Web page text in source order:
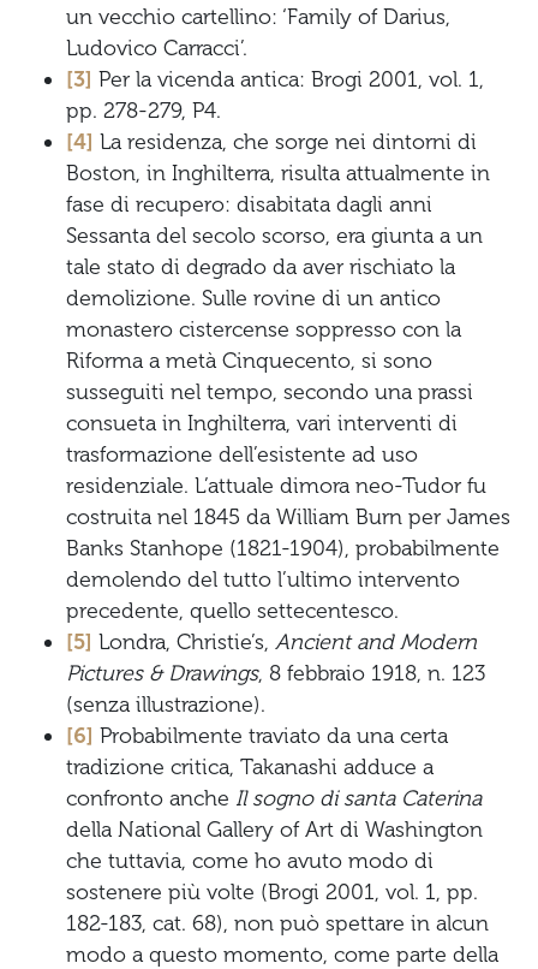
un vecchio cartellino: ‘Family of Darius,
Ludovico Carracci’.
[3] Per la vicenda antica: Brogi 2001, vol. 1,
pp. 278-279, P4.
[4] La residenza, che sorge nei dintorni di
Boston, in Inghilterra, risulta attualmente in
fase di recupero: disabitata dagli anni
Sessanta del secolo scorso, era giunta a un
tale stato di degrado da aver rischiato la
demolizione. Sulle rovine di un antico
monastero cistercense soppresso con la
Riforma a metà Cinquecento, si sono
susseguiti nel tempo, secondo una prassi
consueta in Inghilterra, vari interventi di
trasformazione dell’esistente ad uso
residenziale. L’attuale dimora neo-Tudor fu
costruita nel 1845 da William Burn per James
Banks Stanhope (1821-1904), probabilmente
demolendo del tutto l’ultimo intervento
precedente, quello settecentesco.
[5] Londra, Christie’s, Ancient and Modern
Pictures & Drawings, 8 febbraio 1918, n. 123
(senza illustrazione).
[6] Probabilmente traviato da una certa
tradizione critica, Takanashi adduce a
confronto anche Il sogno di santa Caterina
della National Gallery of Art di Washington
che tuttavia, come ho avuto modo di
sostenere più volte (Brogi 2001, vol. 1, pp.
182-183, cat. 68), non può spettare in alcun
modo a questo momento, come parte della